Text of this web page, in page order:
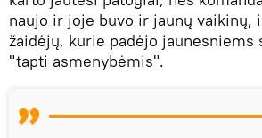
naujo ir joje buvo ir jaunų vaikinų,
žaidėjų, kurie padėjo jaunesniems
"tapti asmenybėmis".